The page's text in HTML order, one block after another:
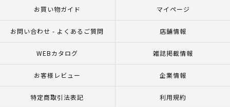
お買い物ガイド マイページ
お問い合わせ - よくあるご質問 店舗情報
WEBカタログ 雑誌掲載情報
お客様レビュー 企業情報
特定商取引法表記 利用規約